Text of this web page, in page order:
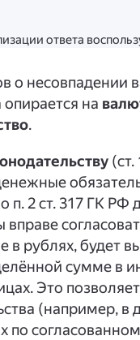
ответа
о несовпадении
на
.
(ст.
2 ст. 317 ГК РФ
вправе
в рублях, будет
сумме в
Это
(например,
по